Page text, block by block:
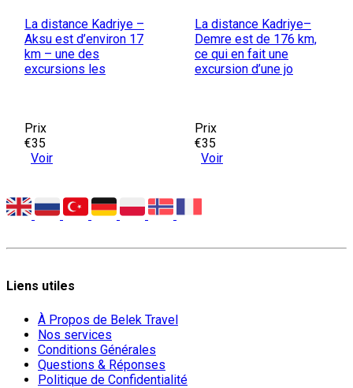
La distance Kadriye –
Aksu est d’environ 17
km – une des
excursions les
Prix
€35
Voir
La distance Kadriye–
Demre est de 176 km,
ce qui en fait une
excursion d’une jo
Prix
€35
Voir
Liens utiles
À Propos de Belek Travel
Nos services
Conditions Générales
Questions & Réponses
Politique de Confidentialité